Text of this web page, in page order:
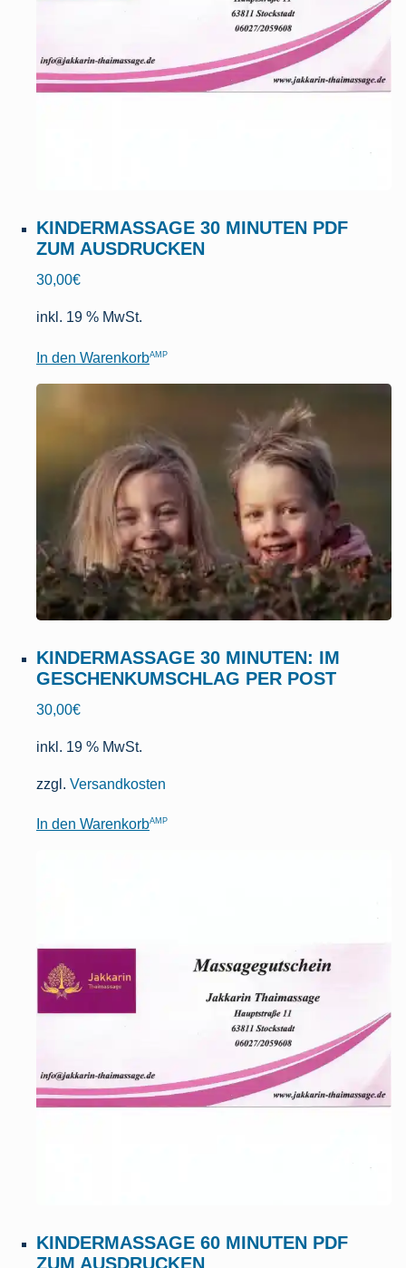
KINDERMASSAGE 30 MINUTEN PDF
ZUM AUSDRUCKEN
30,00€
inkl. 19 % MwSt.
In den WarenkorbAMP
KINDERMASSAGE 30 MINUTEN: IM
GESCHENKUMSCHLAG PER POST
30,00€
inkl. 19 % MwSt.
zzgl. Versandkosten
In den WarenkorbAMP
KINDERMASSAGE 60 MINUTEN PDF
ZUM AUSDRUCKEN